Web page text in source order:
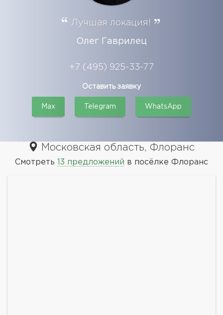
Лучшая локация!
Олег Гаврилец
+7 (495) 925-33-77
Оставить заявку
Max Telegram WhatsApp
Московская область, Флоранс
Смотреть 13 предложений в посёлке Флоранс